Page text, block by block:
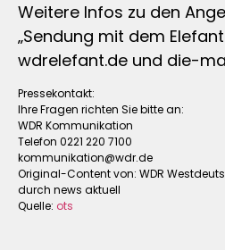
Weitere Infos zu den
„Sendung mit dem
wdrelefant.de und die-
Pressekontakt:
Ihre Fragen richten Sie bitte an:
WDR Kommunikation
Telefon 0221 220 7100
kommunikation@wdr.de
Original-Content von: WDR
durch news aktuell
Quelle: ots